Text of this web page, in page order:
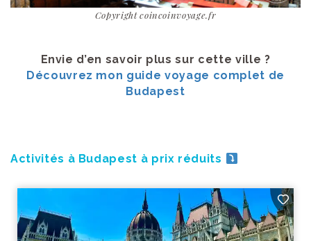
Copyright coincoinvoyage.fr
Envie d’en savoir plus sur cette ville ?
Découvrez mon guide voyage complet de
Budapest
Activités à Budapest à prix réduits